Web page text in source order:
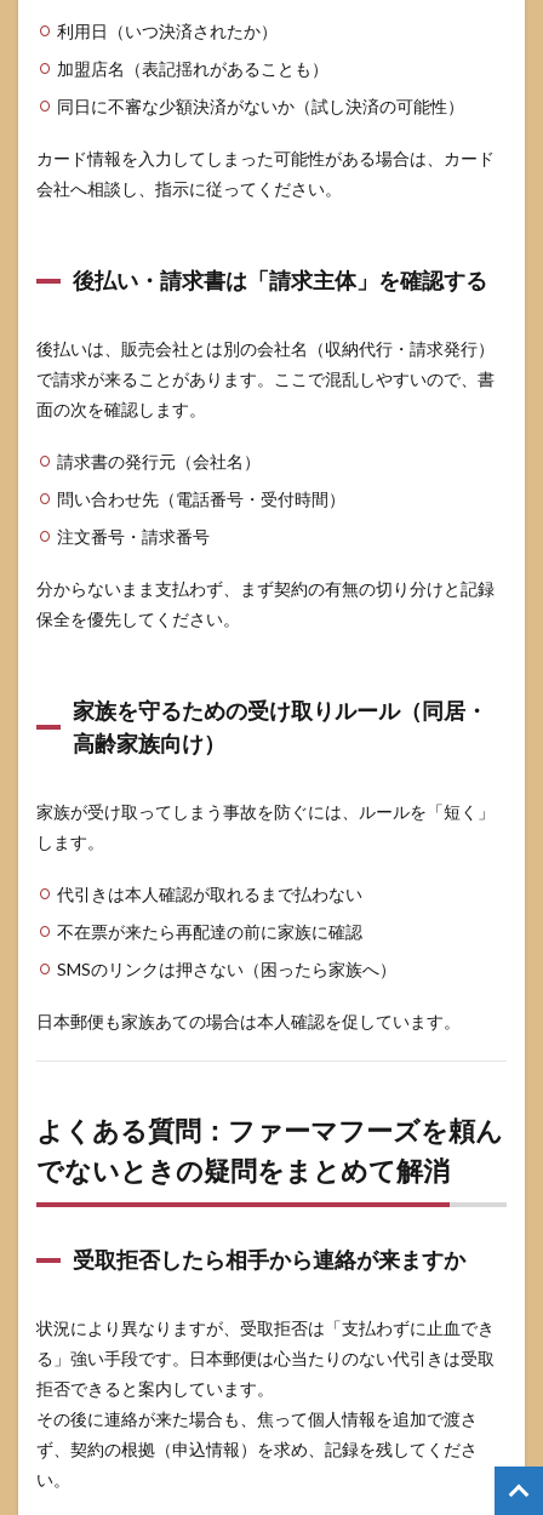
利用日（いつ決済されたか）
加盟店名（表記揺れがあることも）
同日に不審な少額決済がないか（試し決済の可能性）
カード情報を入力してしまった可能性がある場合は、カード
会社へ相談し、指示に従ってください。
後払い・請求書は「請求主体」を確認する
後払いは、販売会社とは別の会社名（収納代行・請求発行）
で請求が来ることがあります。ここで混乱しやすいので、書
面の次を確認します。
請求書の発行元（会社名）
問い合わせ先（電話番号・受付時間）
注文番号・請求番号
分からないまま支払わず、まず契約の有無の切り分けと記録
保全を優先してください。
家族を守るための受け取りルール（同居・
高齢家族向け）
家族が受け取ってしまう事故を防ぐには、ルールを「短く」
します。
代引きは本人確認が取れるまで払わない
不在票が来たら再配達の前に家族に確認
SMSのリンクは押さない（困ったら家族へ）
日本郵便も家族あての場合は本人確認を促しています。
よくある質問：ファーマフーズを頼ん
でないときの疑問をまとめて解消
受取拒否したら相手から連絡が来ますか
状況により異なりますが、受取拒否は「支払わずに止血でき
る」強い手段です。日本郵便は心当たりのない代引きは受取
拒否できると案内しています。
その後に連絡が来た場合も、焦って個人情報を追加で渡さ
ず、契約の根拠（申込情報）を求め、記録を残してくださ
い。